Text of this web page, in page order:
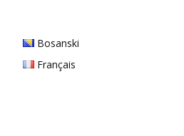
Bosanski
Français